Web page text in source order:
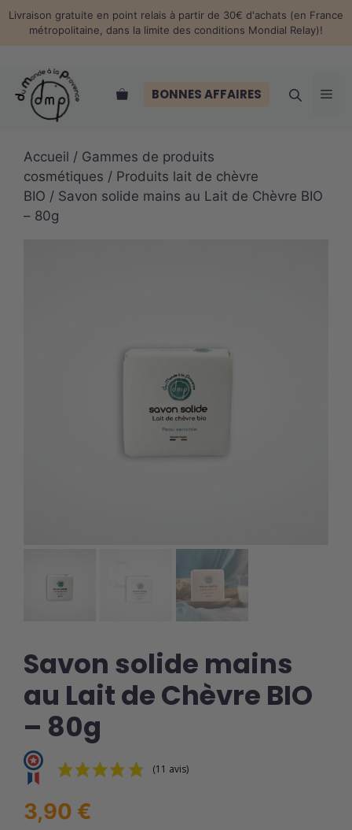
AllerLivraison gratuite en point relais à partir de 30€ d'achats (en France
métropolitaine, dans la limite des conditions Mondial Relay)!
BONNES AFFAIRES
Accueil / Gammes de produits
cosmétiques / Produits lait de chèvre
BIO / Savon solide mains au Lait de Chèvre BIO
– 80g
Savon solide mains
au Lait de Chèvre BIO
– 80g
(11 avis)
3,90 €